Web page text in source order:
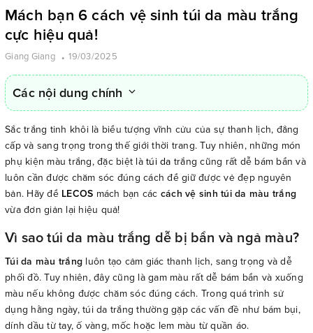
Mách bạn 6 cách vệ sinh túi da màu trắng
cực hiệu quả!
Giang Giang 19/03/2025
Các nội dung chính
Sắc trắng tinh khôi là biểu tượng vĩnh cửu của sự thanh lịch, đẳng
cấp và sang trọng trong thế giới thời trang. Tuy nhiên, những món
phụ kiện màu trắng, đặc biệt là túi da trắng cũng rất dễ bám bẩn và
luôn cần được chăm sóc đúng cách để giữ được vẻ đẹp nguyên
bản. Hãy để LECOS mách bạn các cách vệ sinh túi da màu trắng
vừa đơn giản lại hiệu quả!
Vì sao túi da màu trắng dễ bị bẩn và ngả màu?
Túi da màu trắng luôn tạo cảm giác thanh lịch, sang trọng và dễ
phối đồ. Tuy nhiên, đây cũng là gam màu rất dễ bám bẩn và xuống
màu nếu không được chăm sóc đúng cách. Trong quá trình sử
dụng hằng ngày, túi da trắng thường gặp các vấn đề như bám bụi,
dính dầu từ tay, ố vàng, mốc hoặc lem màu từ quần áo.